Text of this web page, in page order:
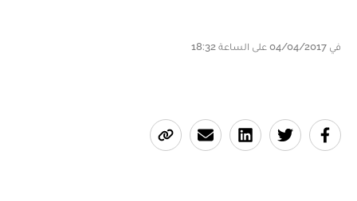
في 04/04/2017 على الساعة 18:32